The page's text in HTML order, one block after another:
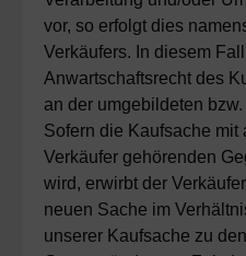
vor, so erfolgt dies
Verkäufers. In diesem
Anwartschaftsrecht des
an der umgebildeten
Sofern die Kaufsache mit
Verkäufer gehörenden
wird, erwirbt der
neuen Sache im
unserer Kaufsache zu